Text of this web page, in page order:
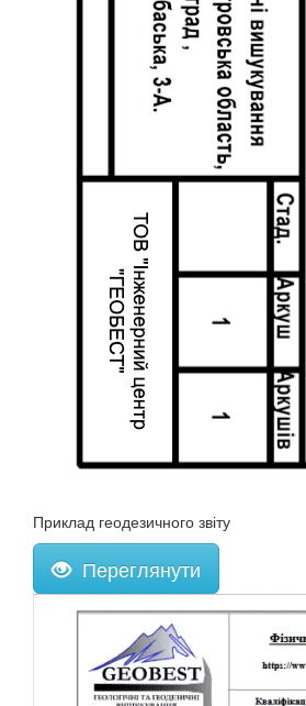
Приклад геодезичного звіту
Переглянути